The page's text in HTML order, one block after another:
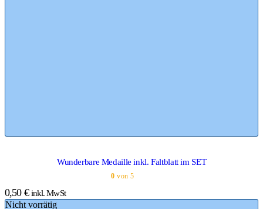
Wunderbare Medaille inkl. Faltblatt im SET
0 von 5
0,50 € inkl. MwSt
Nicht vorrätig